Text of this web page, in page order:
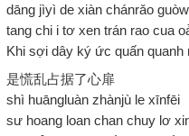
dāng jìyì de xiàn chánrǎo
tang chi i tơ xen trán rao cua
Khi sợi dây ký ức quấn
是慌乱占据了心扉
shì huāngluàn zhànjù le xīnfēi
sư hoang loan chan chuy lơ